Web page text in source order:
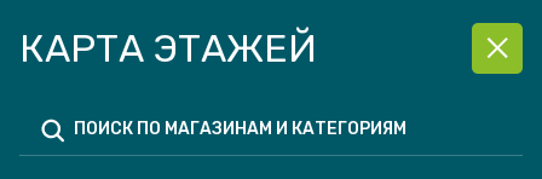
КАРТА ЭТАЖЕЙ